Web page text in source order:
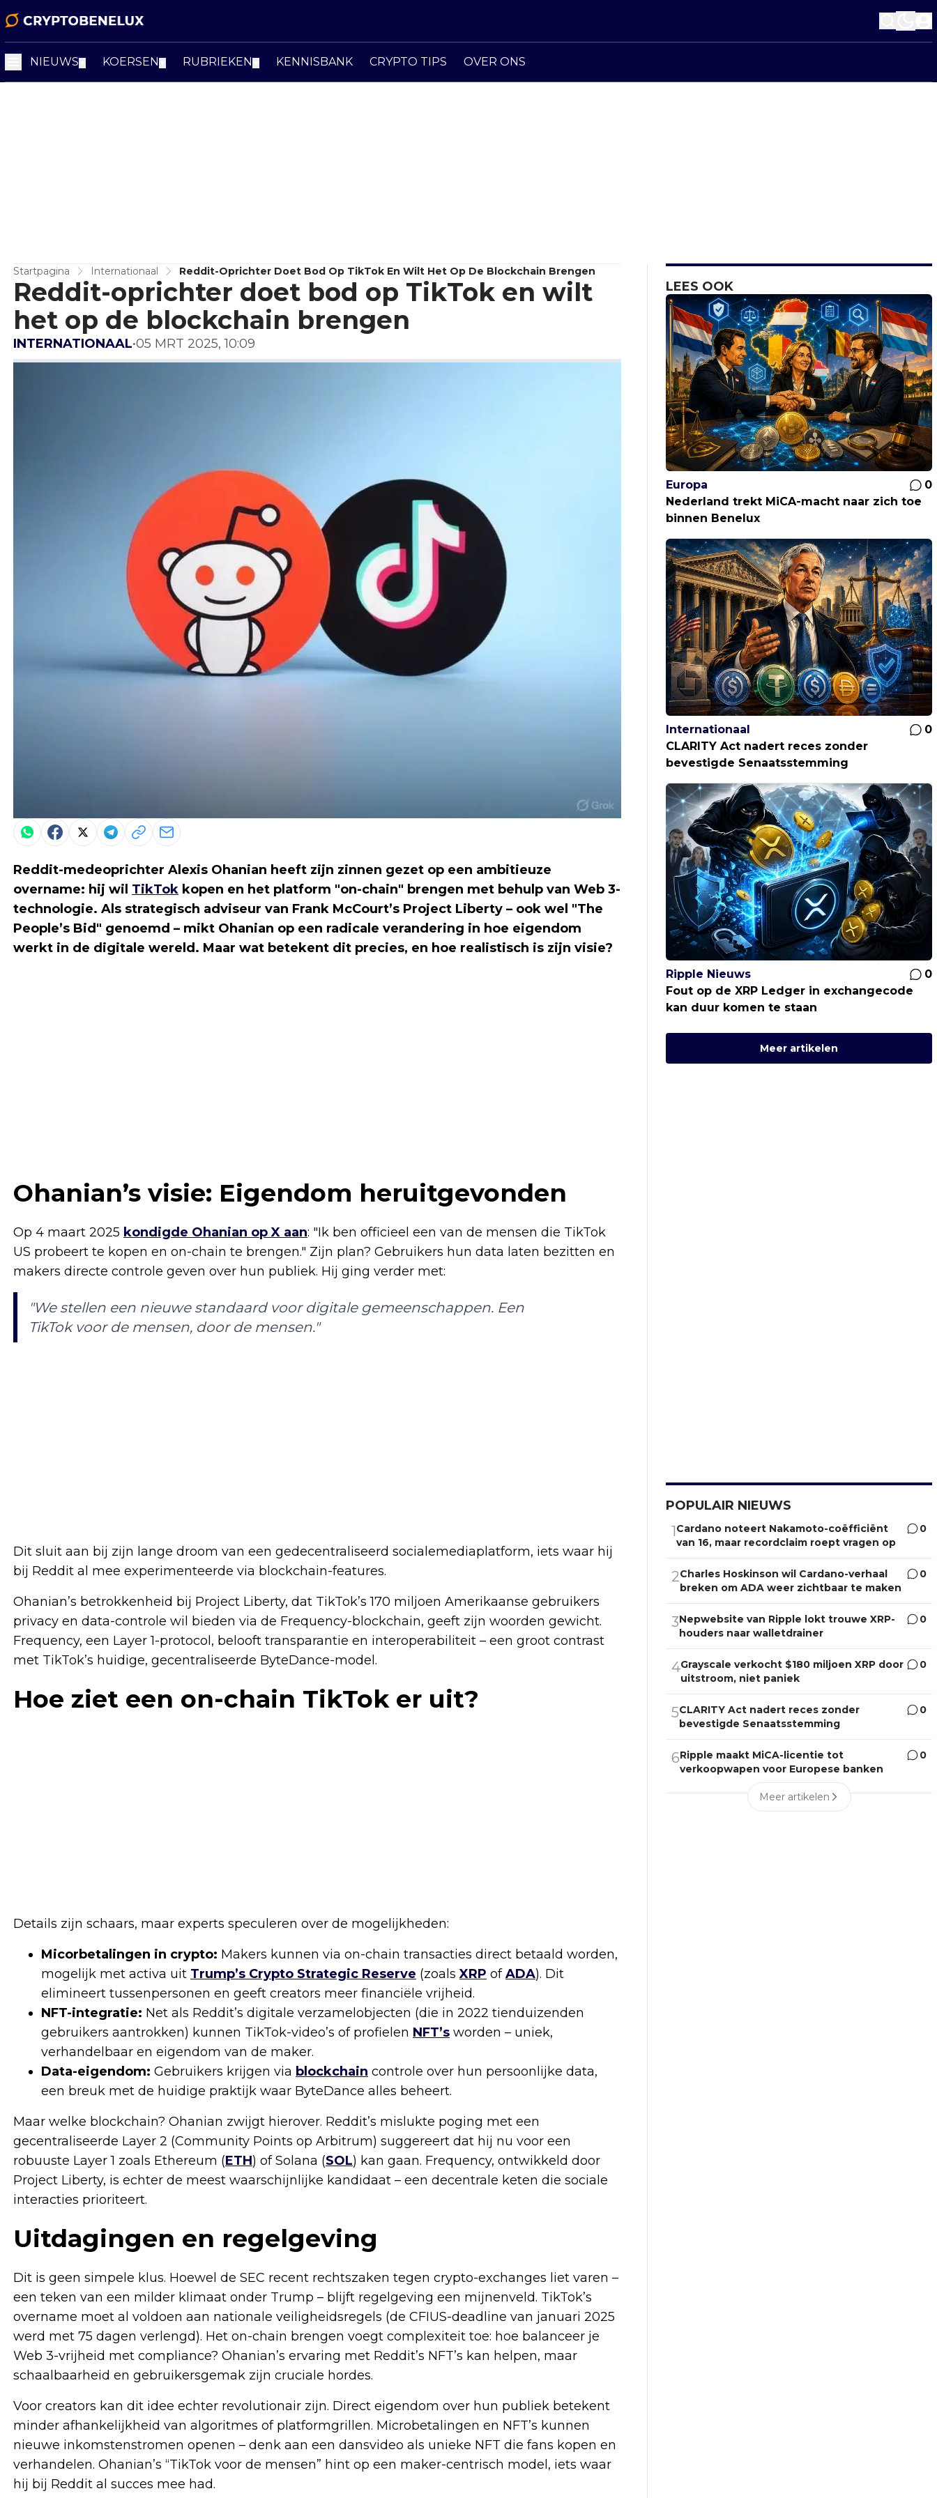
NIEUWS KOERSEN RUBRIEKEN KENNISBANK CRYPTO TIPS OVER ONS
Startpagina Internationaal Reddit-Oprichter Doet Bod Op TikTok En Wilt Het Op De Blockchain Brengen
Reddit-oprichter doet bod op TikTok en wilt
het op de blockchain brengen
INTERNATIONAAL•05 MRT 2025, 10:09
Reddit-medeoprichter Alexis Ohanian heeft zijn zinnen gezet op een ambitieuze
overname: hij wil TikTok kopen en het platform "on-chain" brengen met behulp van Web 3-
technologie. Als strategisch adviseur van Frank McCourt’s Project Liberty – ook wel "The
People’s Bid" genoemd – mikt Ohanian op een radicale verandering in hoe eigendom
werkt in de digitale wereld. Maar wat betekent dit precies, en hoe realistisch is zijn visie?
Ohanian’s visie: Eigendom heruitgevonden
Op 4 maart 2025 kondigde Ohanian op X aan: "Ik ben officieel een van de mensen die TikTok
US probeert te kopen en on-chain te brengen." Zijn plan? Gebruikers hun data laten bezitten en
makers directe controle geven over hun publiek. Hij ging verder met:
"We stellen een nieuwe standaard voor digitale gemeenschappen. Een
TikTok voor de mensen, door de mensen."
Dit sluit aan bij zijn lange droom van een gedecentraliseerd socialemediaplatform, iets waar hij
bij Reddit al mee experimenteerde via blockchain-features.
Ohanian’s betrokkenheid bij Project Liberty, dat TikTok’s 170 miljoen Amerikaanse gebruikers
privacy en data-controle wil bieden via de Frequency-blockchain, geeft zijn woorden gewicht.
Frequency, een Layer 1-protocol, belooft transparantie en interoperabiliteit – een groot contrast
met TikTok’s huidige, gecentraliseerde ByteDance-model.
Hoe ziet een on-chain TikTok er uit?
Details zijn schaars, maar experts speculeren over de mogelijkheden:
Micorbetalingen in crypto: Makers kunnen via on-chain transacties direct betaald worden,
mogelijk met activa uit Trump’s Crypto Strategic Reserve (zoalsXRP ofADA). Dit
elimineert tussenpersonen en geeft creators meer financiële vrijheid.
NFT-integratie: Net als Reddit’s digitale verzamelobjecten (die in 2022 tienduizenden
gebruikers aantrokken) kunnen TikTok-video’s of profielen NFT’s worden – uniek,
verhandelbaar en eigendom van de maker.
Data-eigendom: Gebruikers krijgen via blockchain controle over hun persoonlijke data,
een breuk met de huidige praktijk waar ByteDance alles beheert.
Maar welke blockchain? Ohanian zwijgt hierover. Reddit’s mislukte poging met een
gecentraliseerde Layer 2 (Community Points op Arbitrum) suggereert dat hij nu voor een
robuuste Layer 1 zoals Ethereum (ETH) of Solana (SOL) kan gaan. Frequency, ontwikkeld door
Project Liberty, is echter de meest waarschijnlijke kandidaat – een decentrale keten die sociale
interacties prioriteert.
Uitdagingen en regelgeving
Dit is geen simpele klus. Hoewel de SEC recent rechtszaken tegen crypto-exchanges liet varen –
een teken van een milder klimaat onder Trump – blijft regelgeving een mijnenveld. TikTok’s
overname moet al voldoen aan nationale veiligheidsregels (de CFIUS-deadline van januari 2025
werd met 75 dagen verlengd). Het on-chain brengen voegt complexiteit toe: hoe balanceer je
Web 3-vrijheid met compliance? Ohanian’s ervaring met Reddit’s NFT’s kan helpen, maar
schaalbaarheid en gebruikersgemak zijn cruciale hordes.
Voor creators kan dit idee echter revolutionair zijn. Direct eigendom over hun publiek betekent
minder afhankelijkheid van algoritmes of platformgrillen. Microbetalingen en NFT’s kunnen
nieuwe inkomstenstromen openen – denk aan een dansvideo als unieke NFT die fans kopen en
verhandelen. Ohanian’s “TikTok voor de mensen” hint op een maker-centrisch model, iets waar
hij bij Reddit al succes mee had.
LEES OOK
Europa
0
Nederland trekt MiCA-macht naar zich toe
binnen Benelux
Internationaal
0
CLARITY Act nadert reces zonder
bevestigde Senaatsstemming
Ripple Nieuws
0
Fout op de XRP Ledger in exchangecode
kan duur komen te staan
Meer artikelen
POPULAIR NIEUWS
1Cardano noteert Nakamoto-coëfficiënt
van 16, maar recordclaim roept vragen op
0
2Charles Hoskinson wil Cardano-verhaal
breken om ADA weer zichtbaar te maken
0
3Nepwebsite van Ripple lokt trouwe XRP-
houders naar walletdrainer
0
4Grayscale verkocht $180 miljoen XRP door
uitstroom, niet paniek
0
5CLARITY Act nadert reces zonder
bevestigde Senaatsstemming
0
6Ripple maakt MiCA-licentie tot
verkoopwapen voor Europese banken
0
Meer artikelen